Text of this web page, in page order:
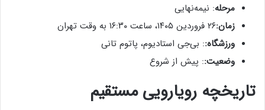
مرحله: نیمه‌نهایی
زمان:۲۶ فروردین ۱۴۰۵، ساعت ۱۶:۳۰ به وقت تهران
ورزشگاه:: بی‌جی استادیوم، پاتوم تانی
وضعیت:: پیش از شروع
تاریخچه رویارویی مستقیم